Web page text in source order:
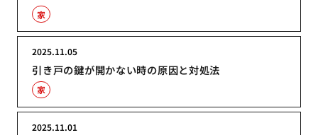
家
引き戸の鍵が開かない時の原因と対処法
2025.11.05
家
2025.11.01